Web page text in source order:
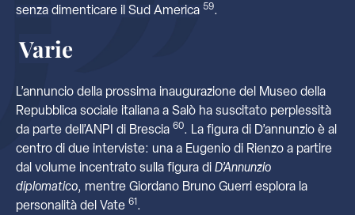
senza dimenticare il Sud America 59.
Varie
L’annuncio della prossima inaugurazione del Museo della
Repubblica sociale italiana a Salò ha suscitato perplessità
da parte dell’ANPI di Brescia 60. La figura di D’annunzio è al
centro di due interviste: una a Eugenio di Rienzo a partire
dal volume incentrato sulla figura di D’Annunzio
diplomatico, mentre Giordano Bruno Guerri esplora la
personalità del Vate 61.